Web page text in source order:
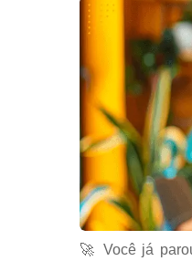
🚀 Você já